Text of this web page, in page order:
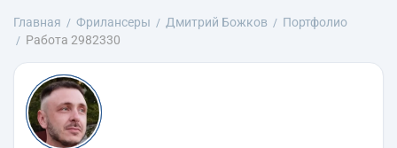
Главная Фрилансеры Дмитрий Божков
Портфолио
Работа 2982330